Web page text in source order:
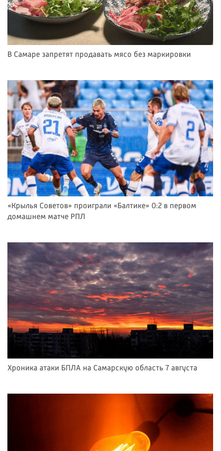
В Самаре запретят продавать мясо без маркировки
«Крылья Советов» проиграли «Балтике» 0:2 в первом
домашнем матче РПЛ
Хроника атаки БПЛА на Самарскую область 7 августа